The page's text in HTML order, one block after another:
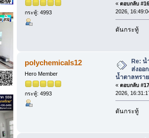
กระทู้: 4993
« ตอบกลับ
2026,
ดันกระทู้
polychemicals12
Hero Member
กระทู้: 4993
Re: น้
ส่งออ
น้ำตาลทรา
« ตอบกลับ
2026,
ดันกระทู้